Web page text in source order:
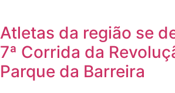
Atletas da região se
7ª Corrida da
Parque da Barreira